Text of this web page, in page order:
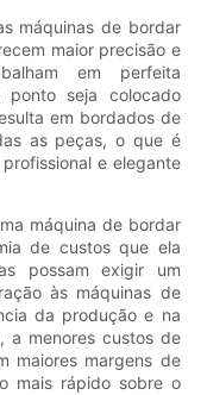
máquinas de bordar
maior precisão e
em perfeita
ponto seja colocado
em bordados de
as peças, o que é
e elegante
máquina de bordar
de custos que ela
possam exigir um
às máquinas de
da produção e na
a menores custos de
maiores margens de
mais rápido sobre o